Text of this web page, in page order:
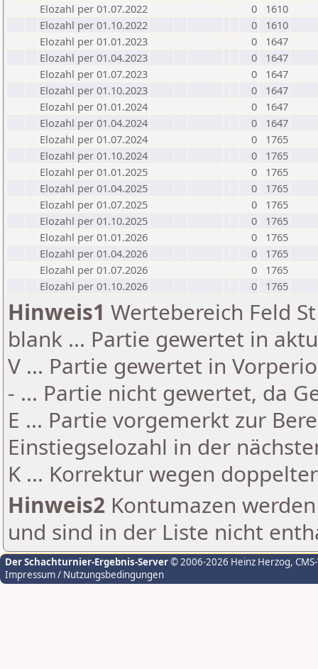
Elozahl per 01.07.2022
0
1610
Elozahl per 01.10.2022
0
1610
Elozahl per 01.01.2023
0
1647
Elozahl per 01.04.2023
0
1647
Elozahl per 01.07.2023
0
1647
Elozahl per 01.10.2023
0
1647
Elozahl per 01.01.2024
0
1647
Elozahl per 01.04.2024
0
1647
Elozahl per 01.07.2024
0
1765
Elozahl per 01.10.2024
0
1765
Elozahl per 01.01.2025
0
1765
Elozahl per 01.04.2025
0
1765
Elozahl per 01.07.2025
0
1765
Elozahl per 01.10.2025
0
1765
Elozahl per 01.01.2026
0
1765
Elozahl per 01.04.2026
0
1765
Elozahl per 01.07.2026
0
1765
Elozahl per 01.10.2026
0 1765
Hinweis1 Wertebereich Feld
blank ... Partie gewertet in
V ... Partie gewertet in
- ... Partie nicht gewertet, da
E ... Partie vorgemerkt zur
Einstiegselozahl in der
K ... Korrektur wegen
Hinweis2 Kontumazen
und sind in der Liste nicht
Der Schachturnier-Ergebnis-Server© 2006-2026 Heinz Herzog,
Impressum / Nutzungsbedingungen